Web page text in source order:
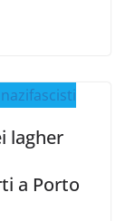
lagher
a Porto